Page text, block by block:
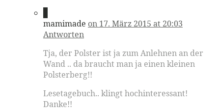
mamimade on 17. März 2015 at 20:03
Antworten
Tja, der Polster ist ja zum Anlehnen an der
Wand .. da braucht man ja einen kleinen
Polsterberg!!
Lesetagebuch.. klingt hochinteressant!
Danke!!